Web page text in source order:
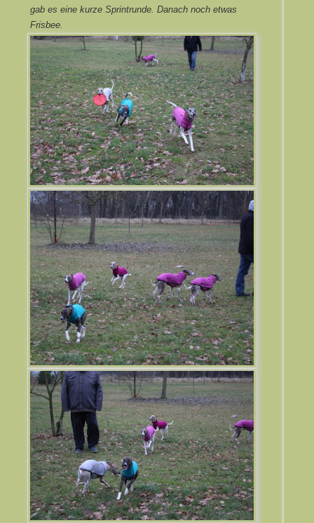
gab es eine kurze Sprintrunde. Danach noch etwas
Frisbee.